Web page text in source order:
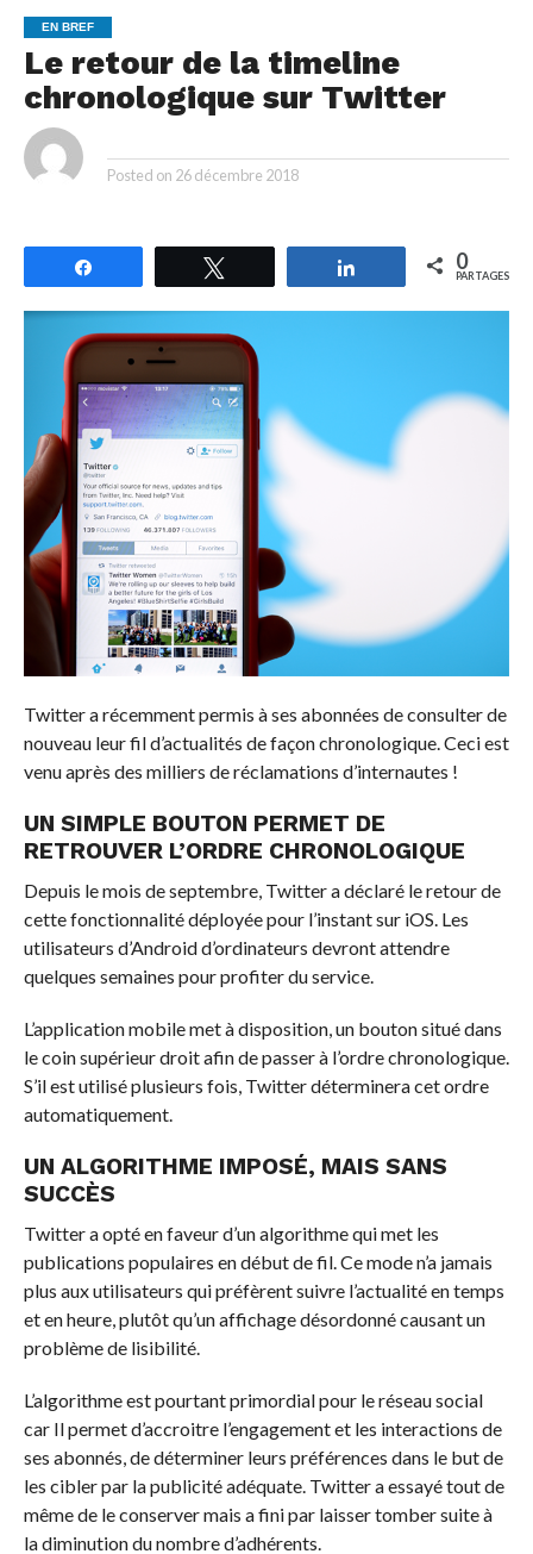
EN BREF
Le retour de la timeline
chronologique sur Twitter
Posted on 26 décembre 2018
Partagez 0
PARTAGES
Twitter a récemment permis à ses abonnées de consulter de
nouveau leur fil d’actualités de façon chronologique. Ceci est
venu après des milliers de réclamations d’internautes !
UN SIMPLE BOUTON PERMET DE
RETROUVER L’ORDRE CHRONOLOGIQUE
Depuis le mois de septembre, Twitter a déclaré le retour de
cette fonctionnalité déployée pour l’instant sur iOS. Les
utilisateurs d’Android d’ordinateurs devront attendre
quelques semaines pour profiter du service.
L’application mobile met à disposition, un bouton situé dans
le coin supérieur droit afin de passer à l’ordre chronologique.
S’il est utilisé plusieurs fois, Twitter déterminera cet ordre
automatiquement.
UN ALGORITHME IMPOSÉ, MAIS SANS
SUCCÈS
Twitter a opté en faveur d’un algorithme qui met les
publications populaires en début de fil. Ce mode n’a jamais
plus aux utilisateurs qui préfèrent suivre l’actualité en temps
et en heure, plutôt qu’un affichage désordonné causant un
problème de lisibilité.
L’algorithme est pourtant primordial pour le réseau social
car Il permet d’accroitre l’engagement et les interactions de
ses abonnés, de déterminer leurs préférences dans le but de
les cibler par la publicité adéquate. Twitter a essayé tout de
même de le conserver mais a fini par laisser tomber suite à
la diminution du nombre d’adhérents.